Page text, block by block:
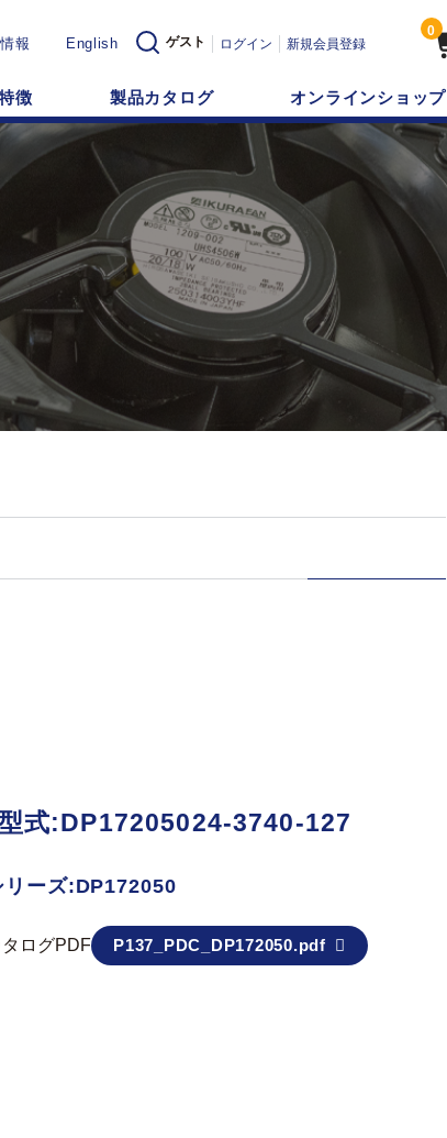
報 English ゲスト ログイン 新規会員登録
0
徴 製品カタログ オンラインショップ
式:DP17205024-3740-127
リーズ:DP172050
タログPDF P137_PDC_DP172050.pdf